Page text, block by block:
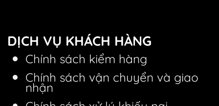
DỊCH VỤ KHÁCH HÀNG
Chính sách kiểm hàng
Chính sách vận chuyển và giao
nhận